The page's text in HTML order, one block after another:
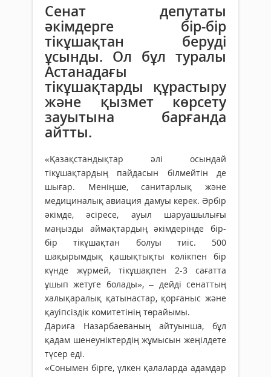
Сенат депутаты
әкімдерге бір-бір
тікұшақтан беруді
ұсынды. Ол бұл туралы
Астанадағы
тікұшақтарды құрастыру
және қызмет көрсету
зауытына барғанда
айтты.
«Қазақстандықтар әлі осындай
тікұшақтардың пайдасын білмейтін де
шығар. Меніңше, санитарлық және
медициналық авиация дамуы керек. Әрбір
әкімде, әсіресе, ауыл шаруашылығы
маңызды аймақтардың әкімдерінде бір-
бір тікұшақтан болуы тиіс. 500
шақырымдық қашықтықты көлікпен бір
күнде жүрмей, тікұшақпен 2-3 сағатта
ұшып жетуге болады», – дейді сенаттың
халықаралық қатынастар, қорғаныс және
қауіпсіздік комитетінің төрайымы.
Дариға Назарбаеваның айтуынша, бұл
қадам шенеуніктердің жұмысын жеңілдете
түсер еді.
«Сонымен бірге, үлкен қалаларда адамдар